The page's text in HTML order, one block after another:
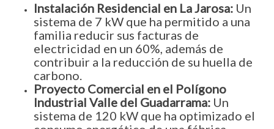
Instalación Residencial en La Jarosa: Un
sistema de 7 kW que ha permitido a una
familia reducir sus facturas de
electricidad en un 60%, además de
contribuir a la reducción de su huella de
carbono.
Proyecto Comercial en el Polígono
Industrial Valle del Guadarrama: Un
sistema de 120 kW que ha optimizado el